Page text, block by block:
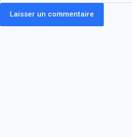
Laisser un commentaire